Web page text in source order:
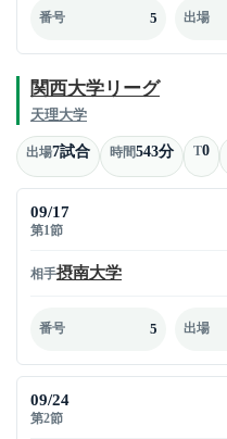
番号 5 出場
関西大学リーグ
天理大学
出場7試合 時間543分 T0
09/17
第1節
相手摂南大学
番号 5 出場
09/24
第2節